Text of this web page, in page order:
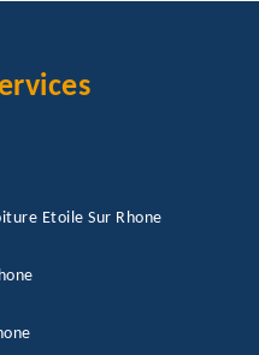
Etoile Sur Rhone